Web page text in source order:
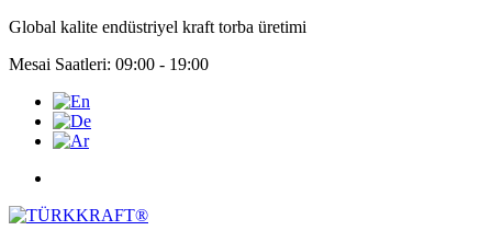
Global kalite endüstriyel kraft torba üretimi
Mesai Saatleri: 09:00 - 19:00